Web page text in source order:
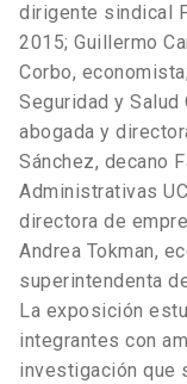
dirigente sindical
2015; Guillermo
Corbo,
Seguridad y Salud
abogada y
Sánchez, decano
Administrativas
directora de
Andrea Tokman,
superintendenta
La exposición
integrantes con
investigación que